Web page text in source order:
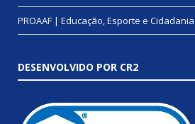
PROAAF | Educação, Esporte e Cidadania.
DESENVOLVIDO POR CR2